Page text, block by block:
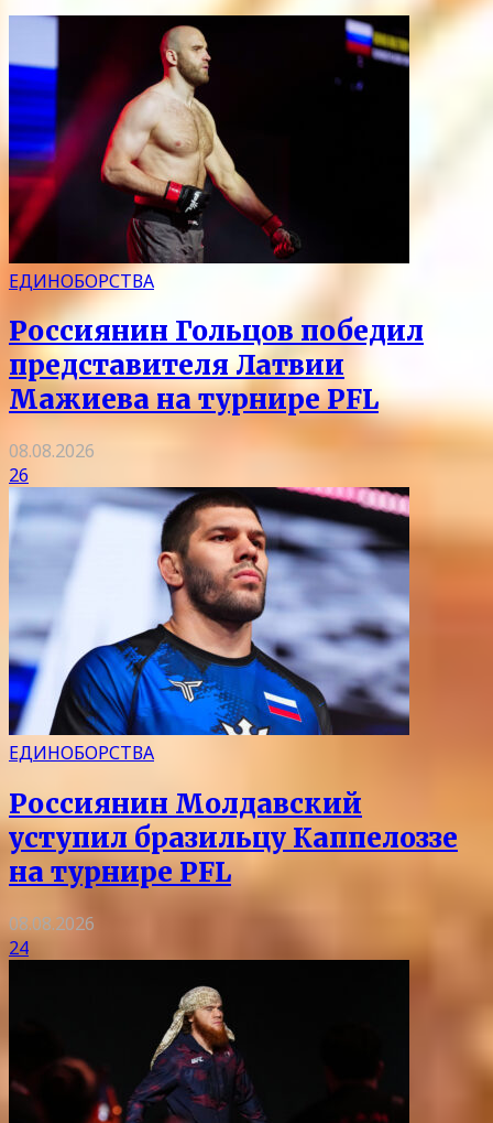
ЕДИНОБОРСТВА
Россиянин Гольцов победил
представителя Латвии
Мажиева на турнире PFL
08.08.2026
26
ЕДИНОБОРСТВА
Россиянин Молдавский
уступил бразильцу Каппелоззе
на турнире PFL
08.08.2026
24